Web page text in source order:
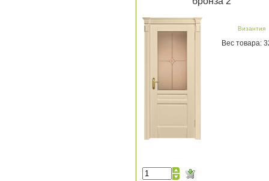
Византия
Вес товара: